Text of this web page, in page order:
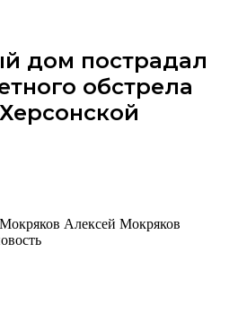
дом пострадал
обстрела
Алексей Мокряков